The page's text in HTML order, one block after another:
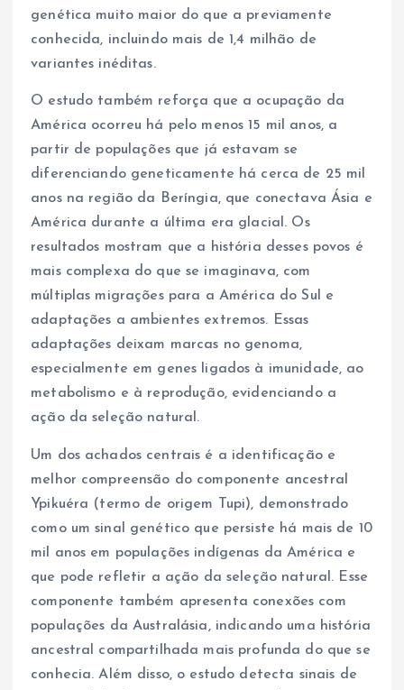
genética muito maior do que a previamente
conhecida, incluindo mais de 1,4 milhão de
variantes inéditas.
O estudo também reforça que a ocupação da
América ocorreu há pelo menos 15 mil anos, a
partir de populações que já estavam se
diferenciando geneticamente há cerca de 25 mil
anos na região da Beríngia, que conectava Ásia e
América durante a última era glacial. Os
resultados mostram que a história desses povos é
mais complexa do que se imaginava, com
múltiplas migrações para a América do Sul e
adaptações a ambientes extremos. Essas
adaptações deixam marcas no genoma,
especialmente em genes ligados à imunidade, ao
metabolismo e à reprodução, evidenciando a
ação da seleção natural.
Um dos achados centrais é a identificação e
melhor compreensão do componente ancestral
Ypikuéra (termo de origem Tupi), demonstrado
como um sinal genético que persiste há mais de 10
mil anos em populações indígenas da América e
que pode refletir a ação da seleção natural. Esse
componente também apresenta conexões com
populações da Australásia, indicando uma história
ancestral compartilhada mais profunda do que se
conhecia. Além disso, o estudo detecta sinais de